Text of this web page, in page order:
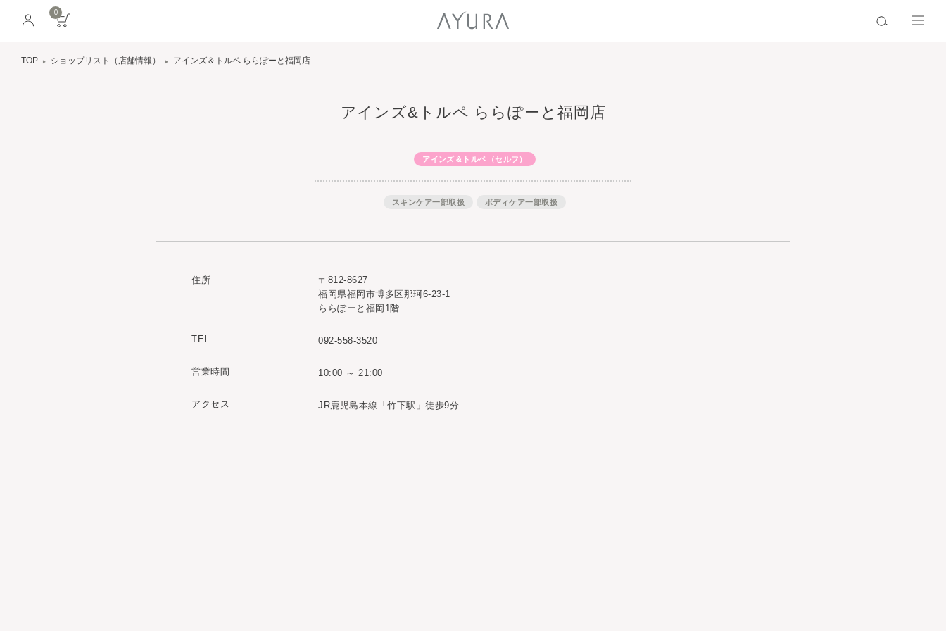
0
TOP ショップリスト（店舗情報） アインズ＆トルペ ららぽーと福岡店
アインズ&トルペ ららぽーと福岡店
アインズ＆トルペ（セルフ）
スキンケア一部取扱 ボディケア一部取扱
住所
〒812-8627
福岡県福岡市博多区那珂6-23-1
ららぽーと福岡1階
TEL 092-558-3520
営業時間 10:00 ～ 21:00
アクセス JR鹿児島本線「竹下駅」徒歩9分